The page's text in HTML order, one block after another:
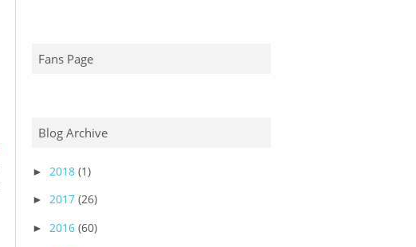
Fans Page
Blog Archive
► 2018 (1)
► 2017 (26)
► 2016 (60)